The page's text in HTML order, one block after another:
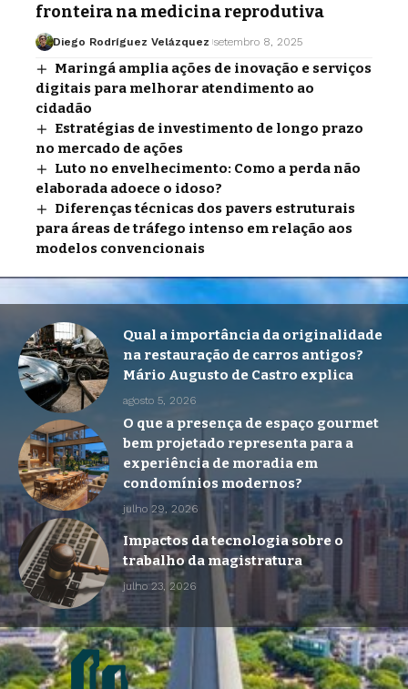
fronteira na medicina reprodutiva
Diego Rodríguez Velázquez setembro 8, 2025
Maringá amplia ações de inovação e serviços
digitais para melhorar atendimento ao
cidadão
Estratégias de investimento de longo prazo
no mercado de ações
Luto no envelhecimento: Como a perda não
elaborada adoece o idoso?
Diferenças técnicas dos pavers estruturais
para áreas de tráfego intenso em relação aos
modelos convencionais
Qual a importância da originalidade
na restauração de carros antigos?
Mário Augusto de Castro explica
agosto 5, 2026
O que a presença de espaço gourmet
bem projetado representa para a
experiência de moradia em
condomínios modernos?
julho 29, 2026
Impactos da tecnologia sobre o
trabalho da magistratura
julho 23, 2026